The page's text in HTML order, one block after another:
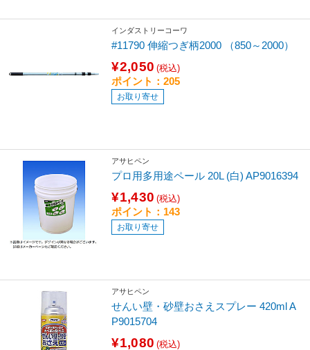
インダストリーコーワ
#11790 伸縮つぎ柄2000 （850～2000）
¥2,050 (税込)
ポイント：205
お取り寄せ
アサヒペン
プロ用多用途ペール 20L (白) AP9016394
¥1,430 (税込)
ポイント：143
お取り寄せ
アサヒペン
せんい壁・砂壁おさえスプレー 420ml A
P9015704
¥1,080 (税込)